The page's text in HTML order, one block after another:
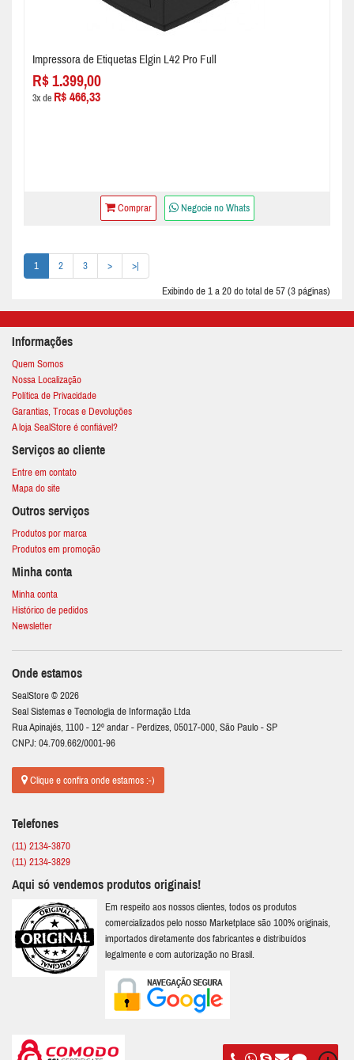
Impressora de Etiquetas Elgin L42 Pro Full
R$ 1.399,00
3x de R$ 466,33
Comprar Negocie no Whats
1 2 3 > >|
Exibindo de 1 a 20 do total de 57 (3 páginas)
Informações
Quem Somos
Nossa Localização
Política de Privacidade
Garantias, Trocas e Devoluções
A loja SealStore é confiável?
Serviços ao cliente
Entre em contato
Mapa do site
Outros serviços
Produtos por marca
Produtos em promoção
Minha conta
Minha conta
Histórico de pedidos
Newsletter
Onde estamos
SealStore © 2026
Seal Sistemas e Tecnologia de Informação Ltda
Rua Apinajés, 1100 - 12º andar - Perdizes, 05017-000, São Paulo - SP
CNPJ: 04.709.662/0001-96
Clique e confira onde estamos :-)
Telefones
(11) 2134-3870
(11) 2134-3829
Aqui só vendemos produtos originais!
Em respeito aos nossos clientes, todos os produtos
comercializados pelo nosso Marketplace são 100% originais,
importados diretamente dos fabricantes e distribuídos
legalmente e com autorização no Brasil.